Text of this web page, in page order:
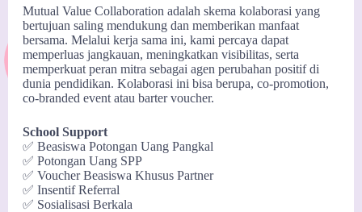
Mutual Value Collaboration adalah skema kolaborasi yang
bertujuan saling mendukung dan memberikan manfaat
bersama. Melalui kerja sama ini, kami percaya dapat
memperluas jangkauan, meningkatkan visibilitas, serta
memperkuat peran mitra sebagai agen perubahan positif di
dunia pendidikan. Kolaborasi ini bisa berupa, co-promotion,
co-branded event atau barter voucher.
School Support
✅ Beasiswa Potongan Uang Pangkal
✅ Potongan Uang SPP
✅ Voucher Beasiswa Khusus Partner
✅ Insentif Referral
✅ Sosialisasi Berkala